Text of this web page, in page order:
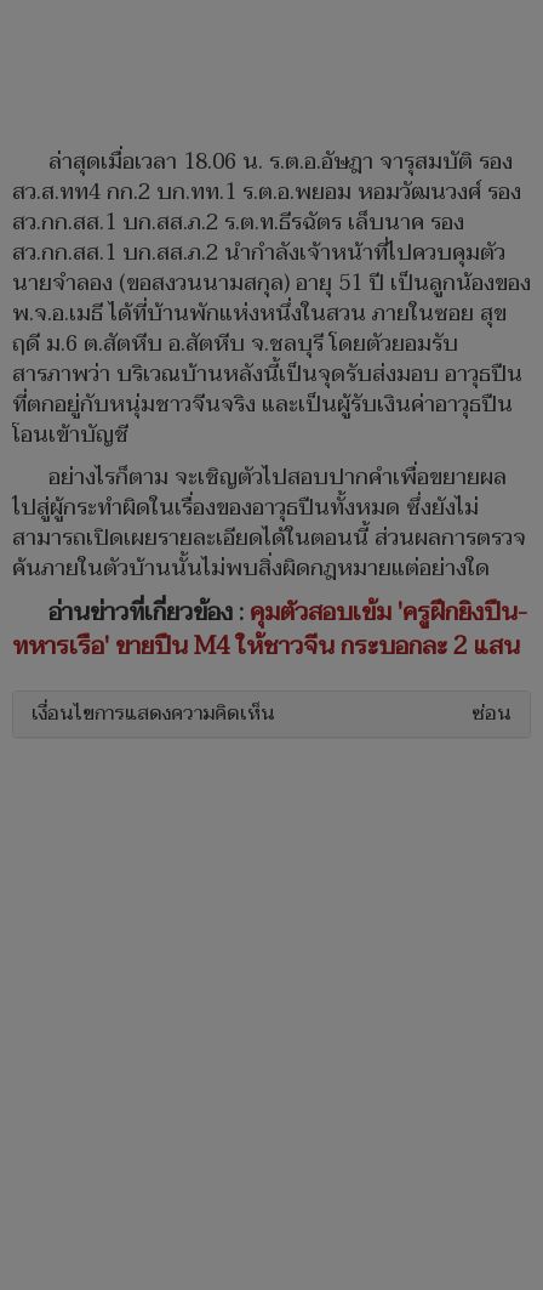
ล่าสุดเมื่อเวลา 18.06 น. ร.ต.อ.อัษฎา จารุสมบัติ รอง
สว.ส.ทท4 กก.2 บก.ทท.1 ร.ต.อ.พยอม หอมวัฒนวงศ์ รอง
สว.กก.สส.1 บก.สส.ภ.2 ร.ต.ท.ธีรฉัตร เล็บนาค รอง
สว.กก.สส.1 บก.สส.ภ.2 นำกำลังเจ้าหน้าที่ไปควบคุมตัว
นายจำลอง (ขอสงวนนามสกุล) อายุ 51 ปี เป็นลูกน้องของ
พ.จ.อ.เมธี ได้ที่บ้านพักแห่งหนึ่งในสวน ภายในซอย สุข
ฤดี ม.6 ต.สัตหีบ อ.สัตหีบ จ.ชลบุรี โดยตัวยอมรับ
สารภาพว่า บริเวณบ้านหลังนี้เป็นจุดรับส่งมอบ อาวุธปืน
ที่ตกอยู่กับหนุ่มชาวจีนจริง และเป็นผู้รับเงินค่าอาวุธปืน
โอนเข้าบัญชี
อย่างไรก็ตาม จะเชิญตัวไปสอบปากคำเพื่อขยายผล
ไปสู่ผู้กระทำผิดในเรื่องของอาวุธปืนทั้งหมด ซึ่งยังไม่
สามารถเปิดเผยรายละเอียดได้ในตอนนี้ ส่วนผลการตรวจ
ค้นภายในตัวบ้านนั้นไม่พบสิ่งผิดกฎหมายแต่อย่างใด
อ่านข่าวที่เกี่ยวข้อง :คุมตัวสอบเข้ม 'ครูฝึกยิงปืน-
ทหารเรือ' ขายปืน M4 ให้ชาวจีน กระบอกละ 2 แสน
เงื่อนไขการแสดงความคิดเห็น ซ่อน